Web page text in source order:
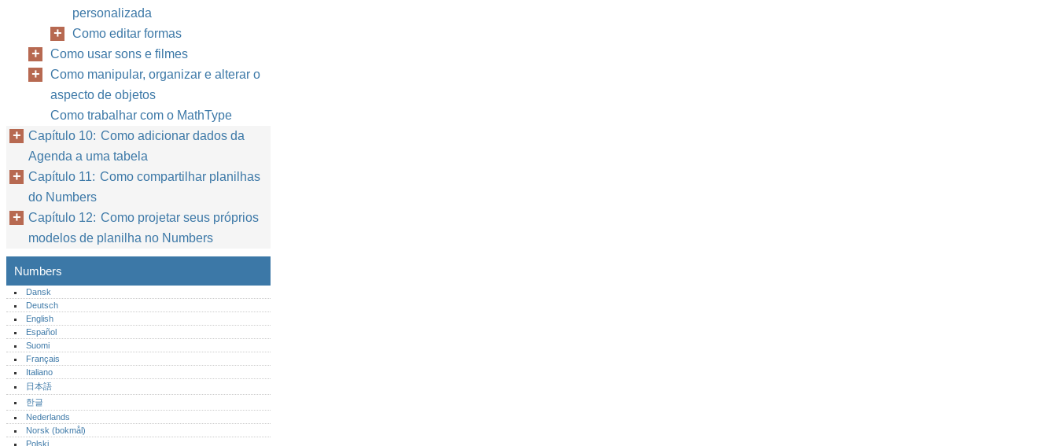
personalizada
Como editar formas
Como usar sons e filmes
Como manipular, organizar e alterar o
aspecto de objetos
Como trabalhar com o MathType
Capítulo 10: Como adicionar dados da
Agenda a uma tabela
Capítulo 11: Como compartilhar planilhas
do Numbers
Capítulo 12: Como projetar seus próprios
modelos de planilha no Numbers
Numbers
Dansk
Deutsch
English
Español
Suomi
Français
Italiano
日本語
한글
Nederlands
Norsk (bokmål)‎
Polski